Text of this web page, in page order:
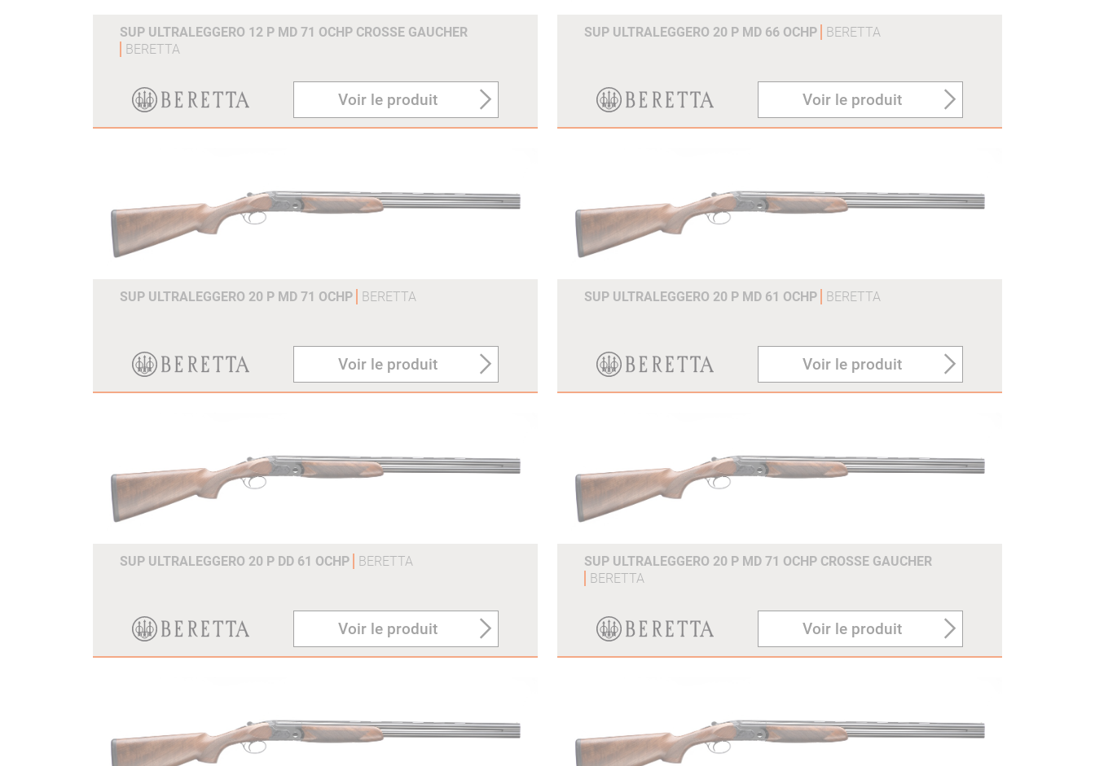
SUP ULTRALEGGERO 12 P MD 71 OCHP CROSSE GAUCHER
BERETTA
Voir le produit
SUP ULTRALEGGERO 20 P MD 66 OCHP BERETTA
Voir le produit
SUP ULTRALEGGERO 20 P MD 71 OCHP BERETTA
Voir le produit
SUP ULTRALEGGERO 20 P MD 61 OCHP BERETTA
Voir le produit
SUP ULTRALEGGERO 20 P DD 61 OCHP BERETTA
Voir le produit
SUP ULTRALEGGERO 20 P MD 71 OCHP CROSSE GAUCHER
BERETTA
Voir le produit